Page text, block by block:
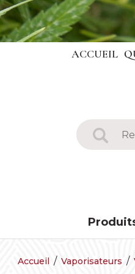
ACCUEIL
Accueil Vaporisateurs